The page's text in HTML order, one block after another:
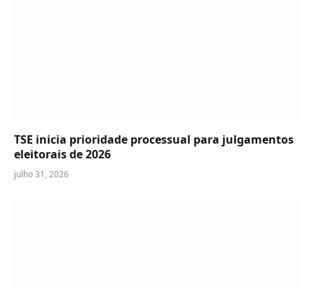
TSE inicia prioridade processual para julgamentos
eleitorais de 2026
julho 31, 2026